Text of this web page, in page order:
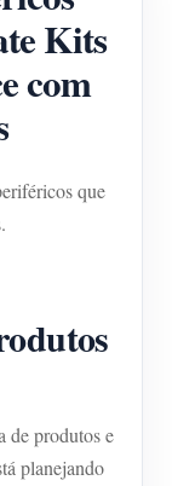
(WEM3046T)
Kits
com
que
de produtos e
planejando